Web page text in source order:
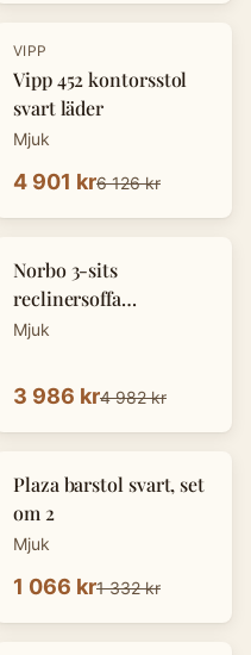
-20%
VIPP
Vipp 452 kontorsstol
svart läder
Mjuk
4 901 kr6 126 kr
- 20 %
Norbo 3-sits
reclinersoffa
konstläder svart
Mjuk
3 986 kr4 982 kr
-20
Plaza barstol svart, set
om 2
Mjuk
1 066 kr1 332 kr